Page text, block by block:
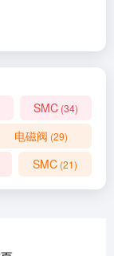
SMC (34)
电磁阀 (29)
SMC(21)